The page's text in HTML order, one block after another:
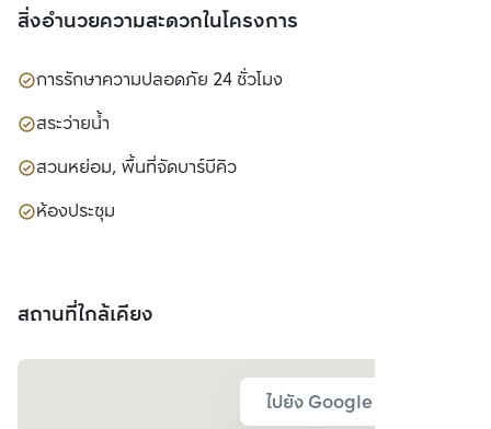
สิ่งอำนวยความสะดวกในโครงการ
การรักษาความปลอดภัย 24 ชั่วโมง
สระว่ายน้ำ
สวนหย่อม, พื้นที่จัดบาร์บีคิว
ห้องประชุม
สถานที่ใกล้เคียง
ไปยัง Google Map